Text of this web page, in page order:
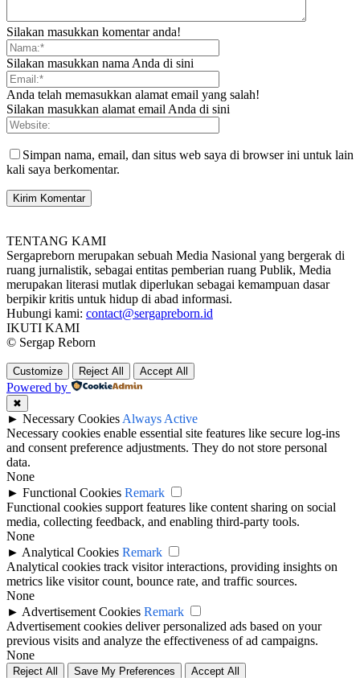
Silakan masukkan komentar anda!
Silakan masukkan nama Anda di sini
Anda telah memasukkan alamat email yang salah!
Silakan masukkan alamat email Anda di sini
Simpan nama, email, dan situs web saya di browser ini untuk lain
kali saya berkomentar.
TENTANG KAMI
Sergapreborn merupakan sebuah Media Nasional yang bergerak di
ruang jurnalistik, sebagai entitas pemberian ruang Publik, Media
merupakan literasi mutlak diperlukan sebagai kemampuan dasar
berpikir kritis untuk hidup di abad informasi.
Hubungi kami: contact@sergapreborn.id
IKUTI KAMI
© Sergap Reborn
Customize Reject All Accept All
Powered by
✖
► Necessary Cookies Always Active
Necessary cookies enable essential site features like secure log-ins
and consent preference adjustments. They do not store personal
data.
None
► Functional Cookies Remark
Functional cookies support features like content sharing on social
media, collecting feedback, and enabling third-party tools.
None
► Analytical Cookies Remark
Analytical cookies track visitor interactions, providing insights on
metrics like visitor count, bounce rate, and traffic sources.
None
► Advertisement Cookies Remark
Advertisement cookies deliver personalized ads based on your
previous visits and analyze the effectiveness of ad campaigns.
None
Reject All Save My Preferences Accept All